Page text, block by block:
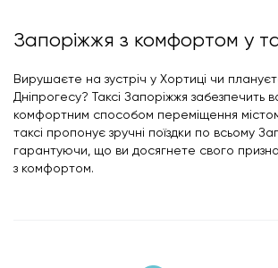
Запоріжжя з комфортом у
Вирушаєте на зустріч у Хортиці чи
Дніпрогесу? Таксі Запоріжжя забезпечить
комфортним способом переміщення
таксі пропонує зручні поїздки по всьому
гарантуючи, що ви досягнете свого
з комфортом.